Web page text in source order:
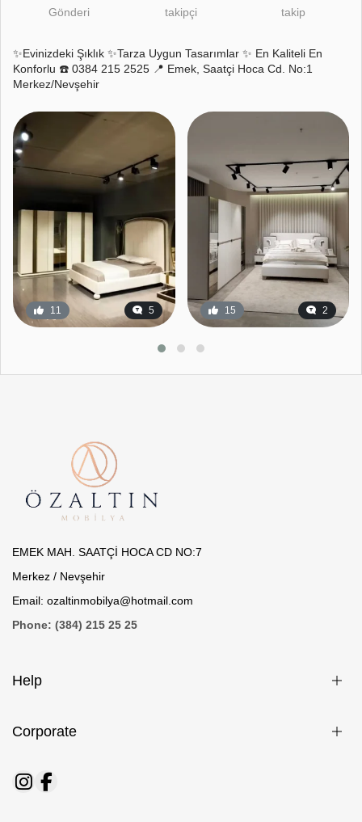
Gönderi takipçi takip
✨Evinizdeki Şıklık ✨Tarza Uygun Tasarımlar ✨ En Kaliteli En
Konforlu ☎️ 0384 215 2525 📍 Emek, Saatçi Hoca Cd. No:1
Merkez/Nevşehir
11 5 15 2
EMEK MAH. SAATÇİ HOCA CD NO:7
Merkez / Nevşehir
Email: ozaltinmobilya@hotmail.com
Phone: (384) 215 25 25
Help
Corporate